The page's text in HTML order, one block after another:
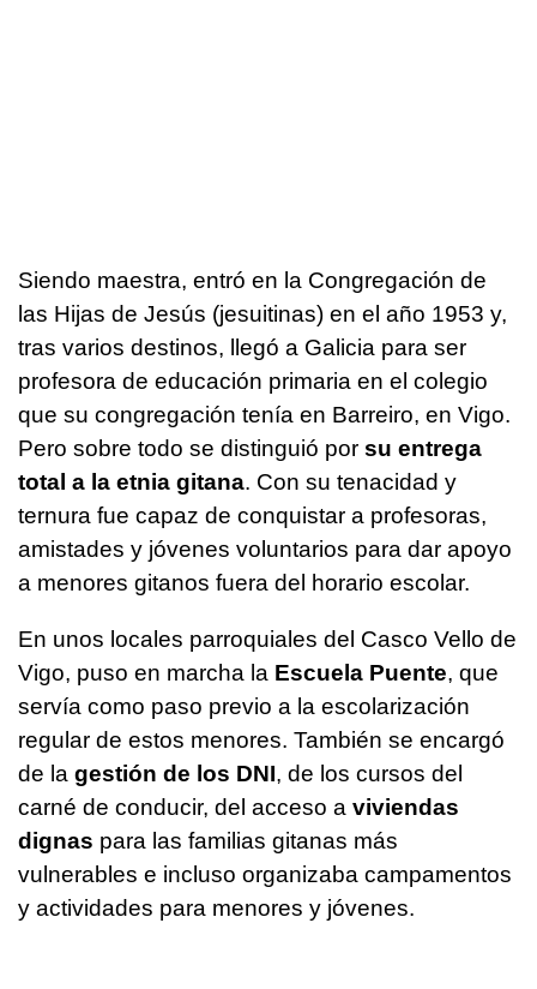
Siendo maestra, entró en la Congregación de
las Hijas de Jesús (jesuitinas) en el año 1953 y,
tras varios destinos, llegó a Galicia para ser
profesora de educación primaria en el colegio
que su congregación tenía en Barreiro, en Vigo.
Pero sobre todo se distinguió por su entrega
total a la etnia gitana. Con su tenacidad y
ternura fue capaz de conquistar a profesoras,
amistades y jóvenes voluntarios para dar apoyo
a menores gitanos fuera del horario escolar.
En unos locales parroquiales del Casco Vello de
Vigo, puso en marcha la Escuela Puente, que
servía como paso previo a la escolarización
regular de estos menores. También se encargó
de la gestión de los DNI, de los cursos del
carné de conducir, del acceso a viviendas
dignas para las familias gitanas más
vulnerables e incluso organizaba campamentos
y actividades para menores y jóvenes.